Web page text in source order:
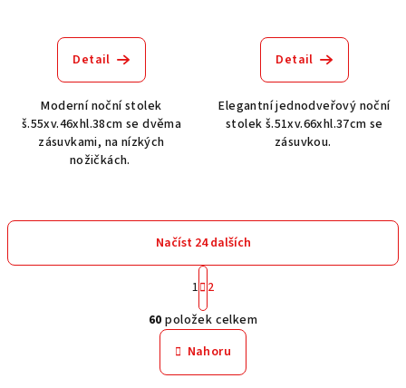
Detail
Moderní noční stolek
š.55xv.46xhl.38cm se dvěma
zásuvkami, na nízkých
nožičkách.
Detail
Elegantní jednodveřový noční
stolek š.51xv.66xhl.37cm se
zásuvkou.
O
v
l
á
Načíst 24 dalších
S
t
r
á
n
k
o
1 2
60 položek celkem
Nahoru